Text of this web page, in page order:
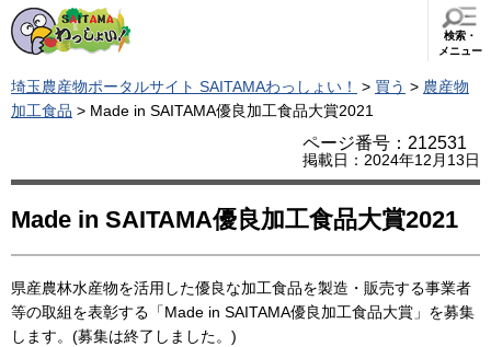
検索・
メニュー
埼玉農産物ポータルサイト SAITAMAわっしょい！ > 買う > 農産物
加工食品 > Made in SAITAMA優良加工食品大賞2021
ページ番号：212531
掲載日：2024年12月13日
Made in SAITAMA優良加工食品大賞2021
県産農林水産物を活用した優良な加工食品を製造・販売する事業者
等の取組を表彰する「Made in SAITAMA優良加工食品大賞」を募集
します。(募集は終了しました。)